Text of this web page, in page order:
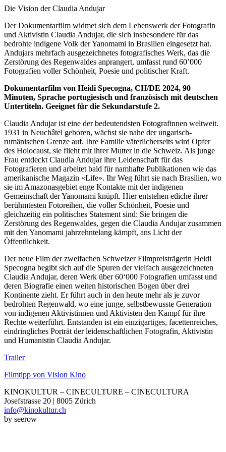
Die Vision der Claudia Andujar
Der Dokumentarfilm widmet sich dem Lebenswerk der Fotografin
und Aktivistin Claudia Andujar, die sich insbesondere für das
bedrohte indigene Volk der Yanomami in Brasilien eingesetzt hat.
Andujars mehrfach ausgezeichnetes fotografisches Werk, das die
Zerstörung des Regenwaldes anprangert, umfasst rund 60’000
Fotografien voller Schönheit, Poesie und politischer Kraft.
Dokumentarfilm von Heidi Specogna, CH/DE 2024, 90
Minuten, Sprache portugiesisch und französisch mit deutschen
Untertiteln. Geeignet für die Sekundarstufe 2.
Claudia Andujar ist eine der bedeutendsten Fotografinnen weltweit.
1931 in Neuchâtel geboren, wächst sie nahe der ungarisch-
rumänischen Grenze auf. Ihre Familie väterlicherseits wird Opfer
des Holocaust, sie flieht mit ihrer Mutter in die Schweiz. Als junge
Frau entdeckt Claudia Andujar ihre Leidenschaft für das
Fotografieren und arbeitet bald für namhafte Publikationen wie das
amerikanische Magazin «Life». Ihr Weg führt sie nach Brasilien, wo
sie im Amazonasgebiet enge Kontakte mit der indigenen
Gemeinschaft der Yanomami knüpft. Hier entstehen etliche ihrer
berühmtesten Fotoreihen, die voller Schönheit, Poesie und
gleichzeitig ein politisches Statement sind: Sie bringen die
Zerstörung des Regenwaldes, gegen die Claudia Andujar zusammen
mit den Yanomami jahrzehntelang kämpft, ans Licht der
Öffentlichkeit.
Der neue Film der zweifachen Schweizer Filmpreisträgerin Heidi
Specogna begibt sich auf die Spuren der vielfach ausgezeichneten
Claudia Andujar, deren Werk über 60‘000 Fotografien umfasst und
deren Biografie einen weiten historischen Bogen über drei
Kontinente zieht. Er führt auch in den heute mehr als je zuvor
bedrohten Regenwald, wo eine junge, selbstbewusste Generation
von indigenen Aktivistinnen und Aktivisten den Kampf für ihre
Rechte weiterführt. Entstanden ist ein einzigartiges, facettenreiches,
eindringliches Porträt der leidenschaftlichen Fotografin, Aktivistin
und Humanistin Claudia Andujar.
Trailer
Filmtipp von Vision Kino
KINOKULTUR – CINECULTURE – CINECULTURA
Josefstrasse 20 | 8005 Zürich
info@kinokultur.ch
by seerow